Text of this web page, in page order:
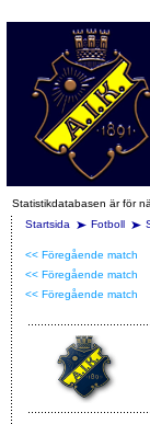
Statistikdatabasen är för
Startsida
Fotboll
<< Föregående match
<< Föregående match
<< Föregående match